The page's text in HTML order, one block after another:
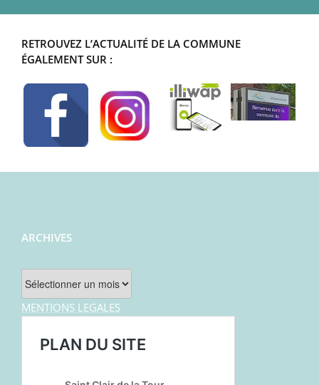
RETROUVEZ L’ACTUALITÉ DE LA COMMUNE
ÉGALEMENT SUR :
ARCHIVES
Archives
MENTIONS LEGALES